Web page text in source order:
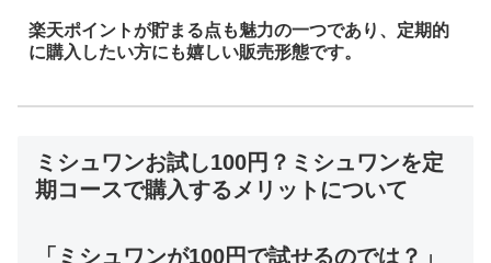
楽天ポイントが貯まる点も魅力の一つであり、定期的
に購入したい方にも嬉しい販売形態です。
ミシュワンお試し100円？ミシュワンを定
期コースで購入するメリットについて
「ミシュワンが100円で試せるのでは？」